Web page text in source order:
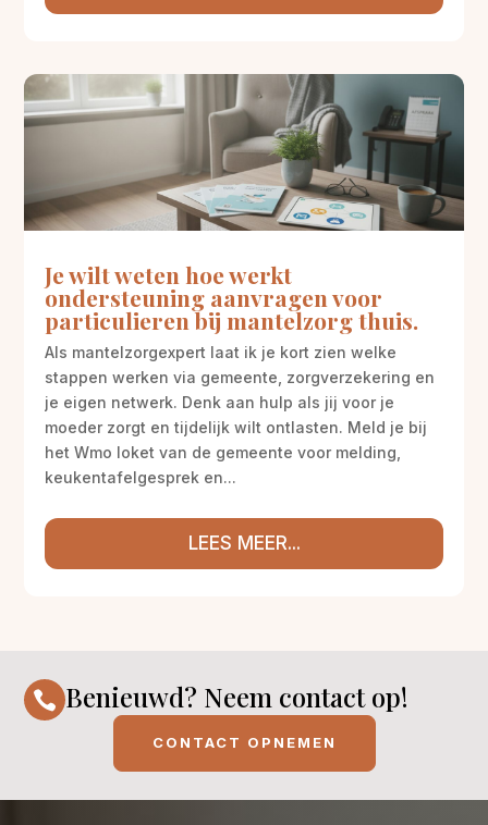
Je wilt weten hoe werkt
ondersteuning aanvragen voor
particulieren bij mantelzorg thuis.
Als mantelzorgexpert laat ik je kort zien welke
stappen werken via gemeente, zorgverzekering en
je eigen netwerk. Denk aan hulp als jij voor je
moeder zorgt en tijdelijk wilt ontlasten. Meld je bij
het Wmo loket van de gemeente voor melding,
keukentafelgesprek en...
LEES MEER...
 Benieuwd? Neem contact op!
CONTACT OPNEMEN